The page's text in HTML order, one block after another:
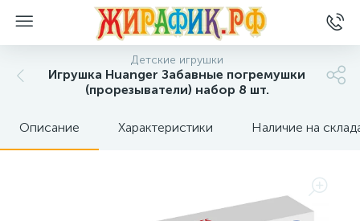
Детские игрушки
Игрушка Huanger Забавные погремушки
(прорезыватели) набор 8 шт.
Описание Характеристики Наличие на